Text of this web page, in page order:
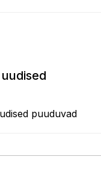
puuduvad